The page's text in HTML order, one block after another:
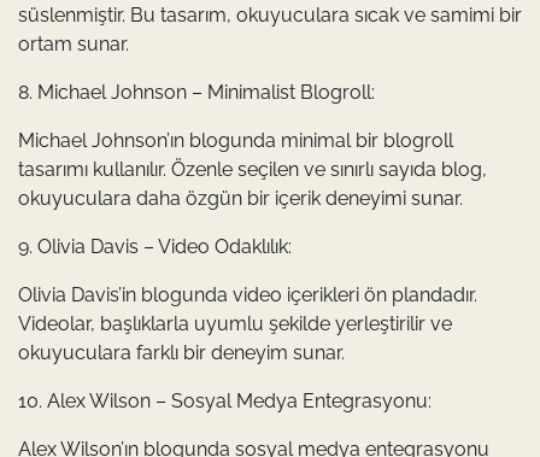
süslenmiştir. Bu tasarım, okuyuculara sıcak ve samimi bir
ortam sunar.
8. Michael Johnson – Minimalist Blogroll:
Michael Johnson’ın blogunda minimal bir blogroll
tasarımı kullanılır. Özenle seçilen ve sınırlı sayıda blog,
okuyuculara daha özgün bir içerik deneyimi sunar.
9. Olivia Davis – Video Odaklılık:
Olivia Davis’in blogunda video içerikleri ön plandadır.
Videolar, başlıklarla uyumlu şekilde yerleştirilir ve
okuyuculara farklı bir deneyim sunar.
10. Alex Wilson – Sosyal Medya Entegrasyonu:
Alex Wilson’ın blogunda sosyal medya entegrasyonu